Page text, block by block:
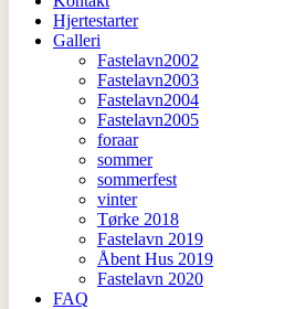
Hjertestarter
Galleri
Fastelavn2002
Fastelavn2003
Fastelavn2004
Fastelavn2005
foraar
sommer
sommerfest
vinter
Tørke 2018
Fastelavn 2019
Åbent Hus 2019
Fastelavn 2020
FAQ